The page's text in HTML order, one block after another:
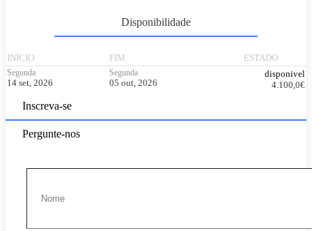
Disponibilidade
INÍCIO FIM ESTADO
Segunda
14 set, 2026
Segunda
05 out, 2026
disponivel
4.100,0€
Inscreva-se
Pergunte-nos